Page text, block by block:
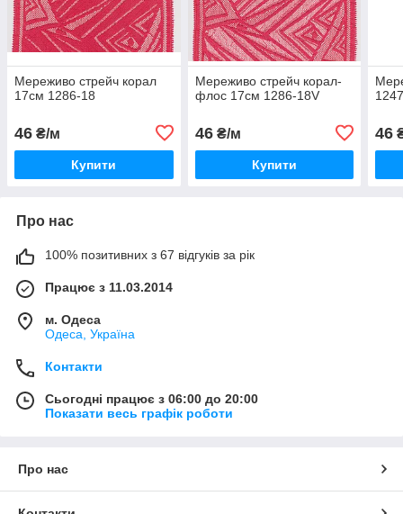
Мереживо стрейч корал
17см 1286-18
46 ₴/м
Купити
Мереживо стрейч корал-
флос 17см 1286-18V
46₴/м
Купити
46
Про нас
100% позитивних з 67 відгуків за рік
Працює з 11.03.2014
м. Одеса
Одеса, Україна
Контакти
Сьогодні працює з 06:00 до 20:00
Показати весь графік роботи
Про нас